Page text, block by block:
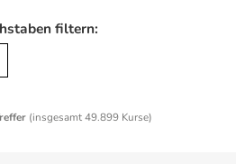
filtern:
(insgesamt 49.899 Kurse)